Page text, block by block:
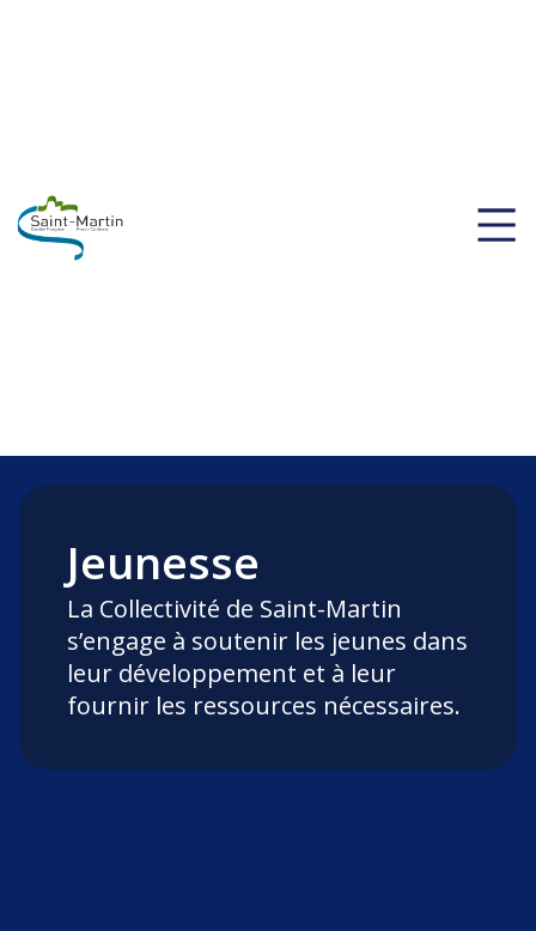
Jeunesse
La Collectivité de Saint-Martin
s’engage à soutenir les jeunes dans
leur développement et à leur
fournir les ressources nécessaires.